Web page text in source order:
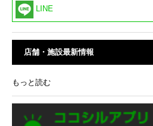
LINE
店舗・施設最新情報
もっと読む